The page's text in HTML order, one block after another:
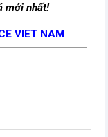
mới nhất!
VIET NAM